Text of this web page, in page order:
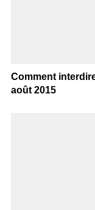
Comment
août 2015